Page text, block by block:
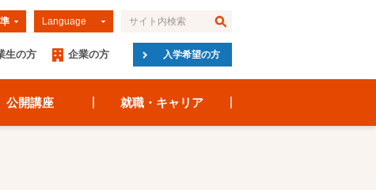
Language
入学希望の方
生の方 企業の方
公開講座 就職・キャリア